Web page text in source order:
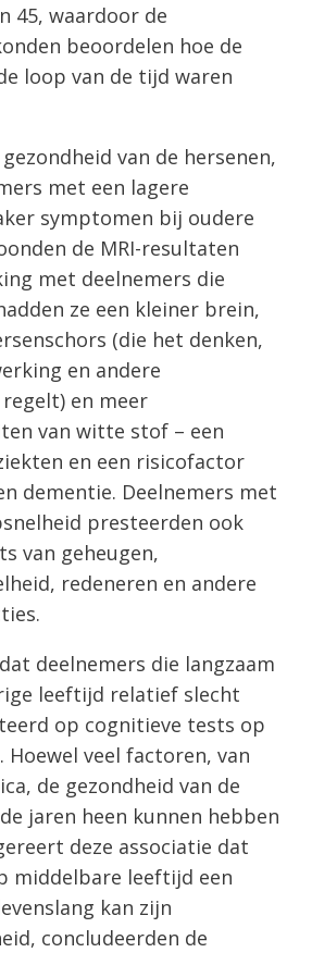
45, waardoor de
beoordelen hoe de
loop van de tijd waren
van de hersenen,
met een lagere
symptomen bij oudere
de MRI-resultaten
met deelnemers die
ze een kleiner brein,
(die het denken,
en andere
en meer
van witte stof – een
en een risicofactor
dementie. Deelnemers met
presteerden ook
van geheugen,
redeneren en andere
deelnemers die langzaam
leeftijd relatief slecht
op cognitieve tests op
veel factoren, van
de gezondheid van de
jaren heen kunnen hebben
deze associatie dat
middelbare leeftijd een
kan zijn
concludeerden de